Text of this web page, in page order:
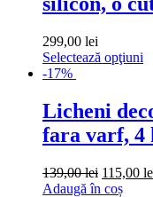
299,00 lei
Selectează opţiuni
-17%
Licheni
fara varf, 4
139,00lei Prețul
inițial
115,00
Adaugă în coș